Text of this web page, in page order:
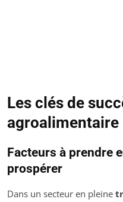
Les clés de
agroalimentaire
Facteurs à prendre
prospérer
Dans un secteur en pleine